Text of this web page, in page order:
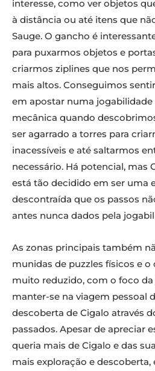
interesse, como ver objetos
à distância ou até itens que
Sauge. O gancho é
para puxarmos objetos e
criarmos ziplines que nos
mais altos. Conseguimos
em apostar numa
mecânica quando
ser agarrado a torres para
inacessíveis e até saltarmos
necessário. Há potencial, mas
está tão decidido em ser uma
descontraída que os passos
antes nunca dados pela
As zonas principais também
munidas de puzzles físicos e o
muito reduzido, com o foco
manter-se na viagem pessoal
descoberta de Cigalo através
passados. Apesar de apreciar
queria mais de Cigalo e das
mais exploração e descoberta,